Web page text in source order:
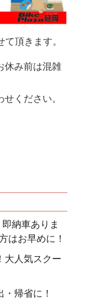
頂きます。
休み前は混雑
ください。
納車ありま
はお早めに！
大人気スクー
・帰省に！